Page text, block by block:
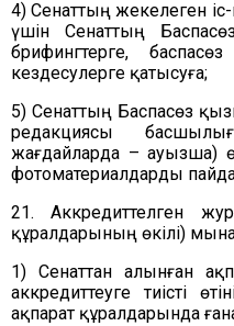
4) Сенаттың жекелеген
үшін Сенаттың
брифингтерге,
кездесулерге қатысуға;
5) Сенаттың Баспасөз
редакциясы
жағдайларда – ауызша)
фотоматериалдарды
21. Аккредиттелген
құралдарының өкілі)
1) Сенаттан алынған
аккредиттеуге тиісті
ақпарат құралдарында